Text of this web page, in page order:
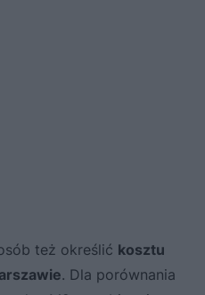
też określić kosztu
. Dla porównania